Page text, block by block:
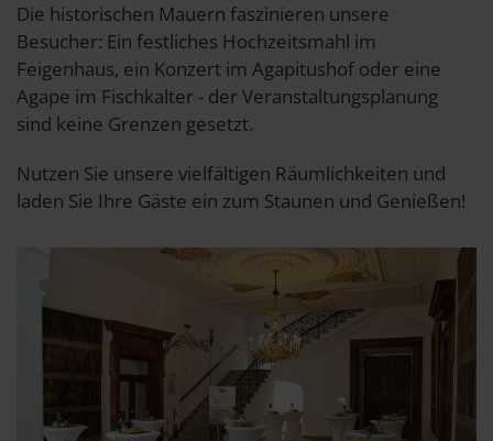
Die historischen Mauern faszinieren unsere
Besucher: Ein festliches Hochzeitsmahl im
Feigenhaus, ein Konzert im Agapitushof oder eine
Agape im Fischkalter - der Veranstaltungsplanung
sind keine Grenzen gesetzt.
Nutzen Sie unsere vielfältigen Räumlichkeiten und
laden Sie Ihre Gäste ein zum Staunen und Genießen!